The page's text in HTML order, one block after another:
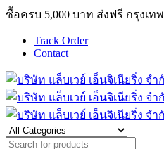
ซื้อครบ 5,000 บาท ส่งฟรี กรุงเ
Track Order
Contact